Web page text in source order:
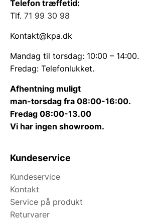
Telefon træffetid:
Tlf. 71 99 30 98
Kontakt@kpa.dk
Mandag til torsdag: 10:00 – 14:00.
Fredag: Telefonlukket.
Afhentning muligt
man-torsdag fra 08:00-16:00.
Fredag 08:00-13.00
Vi har ingen showroom.
Kundeservice
Kundeservice
Kontakt
Service på produkt
Returvarer